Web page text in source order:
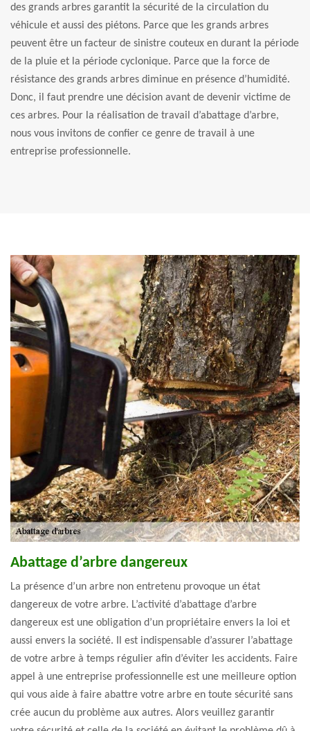
des grands arbres garantit la sécurité de la circulation du
véhicule et aussi des piétons. Parce que les grands arbres
peuvent être un facteur de sinistre couteux en durant la période
de la pluie et la période cyclonique. Parce que la force de
résistance des grands arbres diminue en présence d’humidité.
Donc, il faut prendre une décision avant de devenir victime de
ces arbres. Pour la réalisation de travail d’abattage d’arbre,
nous vous invitons de confier ce genre de travail à une
entreprise professionnelle.
Abattage d’arbre dangereux
La présence d’un arbre non entretenu provoque un état
dangereux de votre arbre. L’activité d’abattage d’arbre
dangereux est une obligation d’un propriétaire envers la loi et
aussi envers la société. Il est indispensable d’assurer l’abattage
de votre arbre à temps régulier afin d’éviter les accidents. Faire
appel à une entreprise professionnelle est une meilleure option
qui vous aide à faire abattre votre arbre en toute sécurité sans
crée aucun du problème aux autres. Alors veuillez garantir